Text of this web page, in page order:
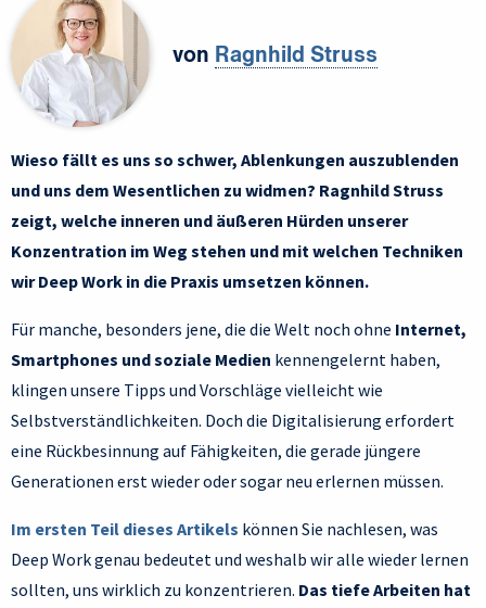
von Ragnhild Struss
Wieso fällt es uns so schwer, Ablenkungen auszublenden
und uns dem Wesentlichen zu widmen? Ragnhild Struss
zeigt, welche inneren und äußeren Hürden unserer
Konzentration im Weg stehen und mit welchen Techniken
wir Deep Work in die Praxis umsetzen können.
Für manche, besonders jene, die die Welt noch ohne Internet,
Smartphones und soziale Medien kennengelernt haben,
klingen unsere Tipps und Vorschläge vielleicht wie
Selbstverständlichkeiten. Doch die Digitalisierung erfordert
eine Rückbesinnung auf Fähigkeiten, die gerade jüngere
Generationen erst wieder oder sogar neu erlernen müssen.
Im ersten Teil dieses Artikels können Sie nachlesen, was
Deep Work genau bedeutet und weshalb wir alle wieder lernen
sollten, uns wirklich zu konzentrieren. Das tiefe Arbeiten hat